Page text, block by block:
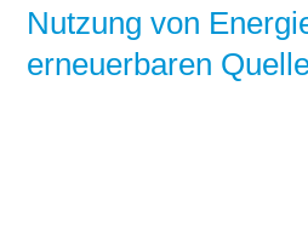
Nutzung von
erneuerbaren